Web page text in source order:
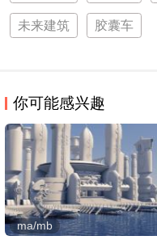
未来建筑
胶囊车
你可能感兴趣
ma/mb